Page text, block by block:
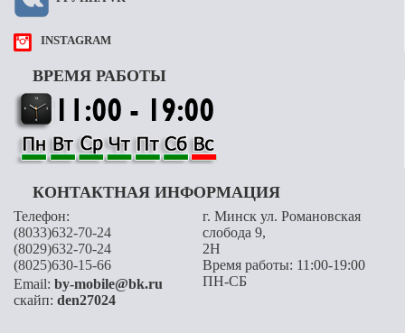
INSTAGRAM
ВРЕМЯ РАБОТЫ
КОНТАКТНАЯ ИНФОРМАЦИЯ
Телефон:
(8033)632-70-24
(8029)632-70-24
(8025)630-15-66
Email: by-mobile@bk.ru
скайп: den27024
г. Минск ул. Романовская
слобода 9,
2H
Время работы: 11:00-19:00
ПН-СБ